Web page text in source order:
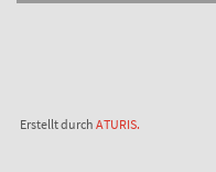
Erstellt durch ATURIS.